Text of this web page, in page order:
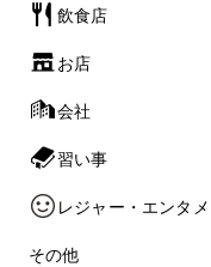
飲食店
お店
会社
習い事
レジャー・エンタメ
その他